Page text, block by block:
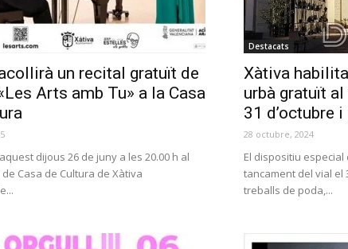
un recital gratuït de
Arts amb Tu» a la Casa
dijous 26 de juny a les 20.00 h al
Casa de Cultura de Xàtiva
Destacats
Xàtiva
urbà gratuït
31 d’octubre
28 octubre, 2024
El dispositiu
tancament del vial el
treballs de poda,...